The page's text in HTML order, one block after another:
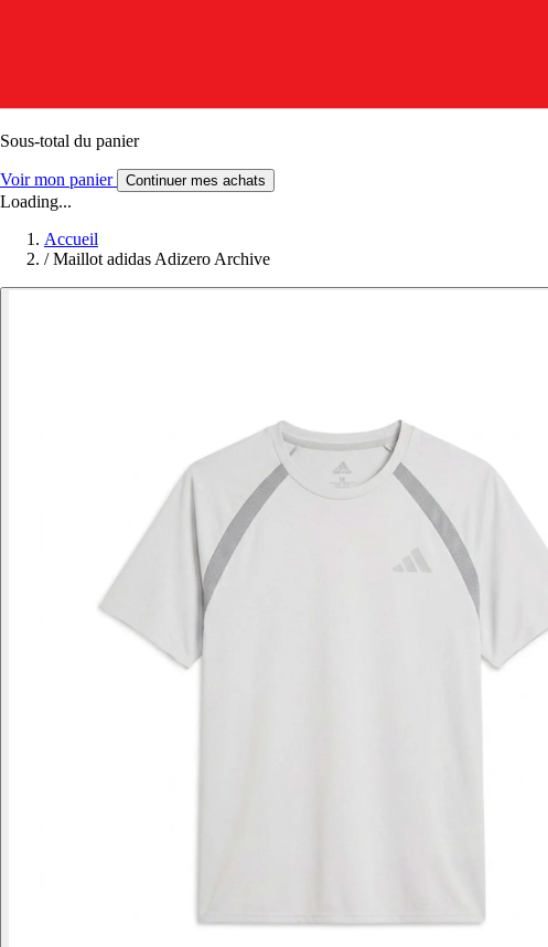
Sous-total du panier
Voir mon panier Continuer mes achats
Loading...
Accueil
/ Maillot adidas Adizero Archive